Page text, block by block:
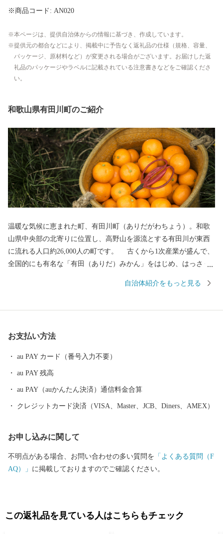
※商品コード: AN020
本ページは、提供自治体からの情報に基づき、作成しています。
提供元の都合などにより、掲載中に予告なく返礼品の仕様（規格、容量、
パッケージ、原材料など）が変更される場合がございます。お届けした返
礼品のパッケージやラベルに記載されている注意書きなどをご確認くださ
い。
和歌山県有田川町のご紹介
温暖な気候に恵まれた町、有田川町（ありだがわちょう）。和歌
山県中央部の北寄りに位置し、高野山を源流とする有田川が東西
に流れる人口約26,000人の町です。 古くから1次産業が盛んで、
全国的にも有名な「有田（ありだ）みかん」をはじめ、はっさく
椒」の栽培が活発に行われるなど、自然に恵まれた町です。また
自治体紹介をもっと見る
お支払い方法
au PAY カード（番号入力不要）
au PAY 残高
au PAY（auかんたん決済）通信料金合算
クレジットカード決済（VISA、Master、JCB、Diners、AMEX）
お申し込みに関して
不明点がある場合、お問い合わせの多い質問を 「よくある質問（F
AQ）」 に掲載しておりますのでご確認ください。
この返礼品を見ている人はこちらもチェック